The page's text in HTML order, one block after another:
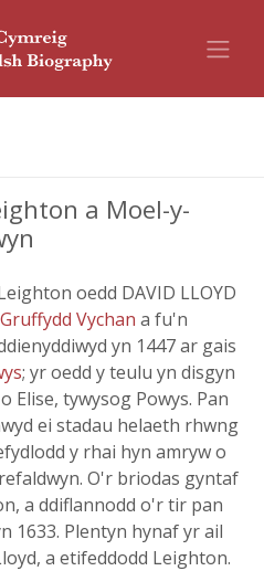
a Moel-y-
oedd DAVID LLOYD
Vychan a fu'n
yn 1447 ar gais
; yr oedd y teulu yn disgyn
Elise, tywysog Powys. Pan
ei stadau helaeth rhwng
y rhai hyn amryw o
O'r briodas gyntaf
a ddiflannodd o'r tir pan
1633. Plentyn hynaf yr ail
a etifeddodd Leighton.